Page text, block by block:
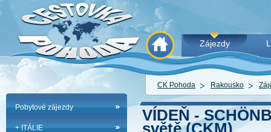
Zájezdy
CK Pohoda Rakousko
Pobytové zájezdy
+ ITÁLIE
VÍDEŇ -
světě (CKM)